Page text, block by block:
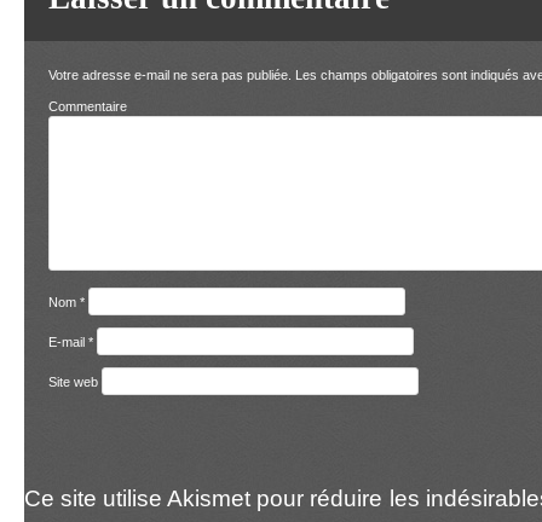
Votre adresse e-mail ne sera pas publiée. Les champs obligatoires sont indiqués
Nom *
E-mail *
Site web
Ce site utilise Akismet pour réduire les